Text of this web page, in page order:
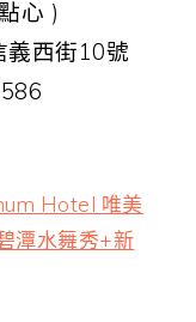
心 )
義西街10號
Hotel 唯美
潭水舞秀+新